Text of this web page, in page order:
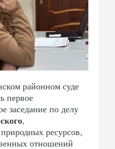
районном суде
первое
заседание по делу
,
природных ресурсов,
отношений